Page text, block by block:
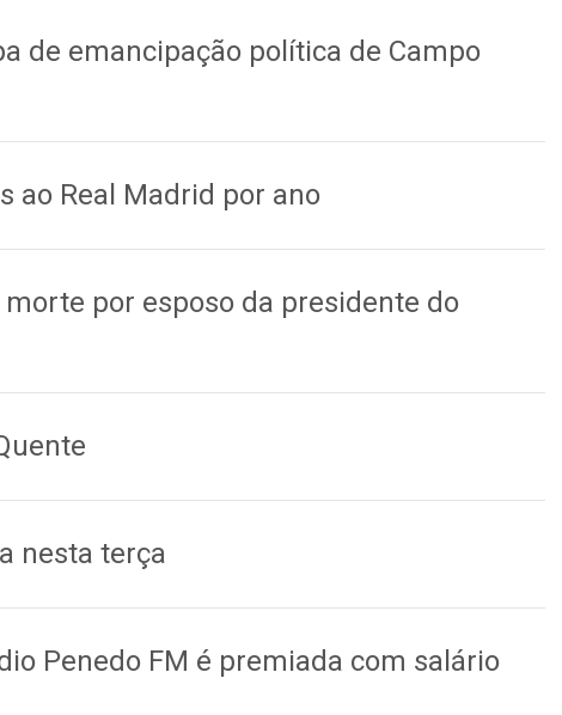
de emancipação política de Campo
ao Real Madrid por ano
por esposo da presidente do
nesta terça
Penedo FM é premiada com salário